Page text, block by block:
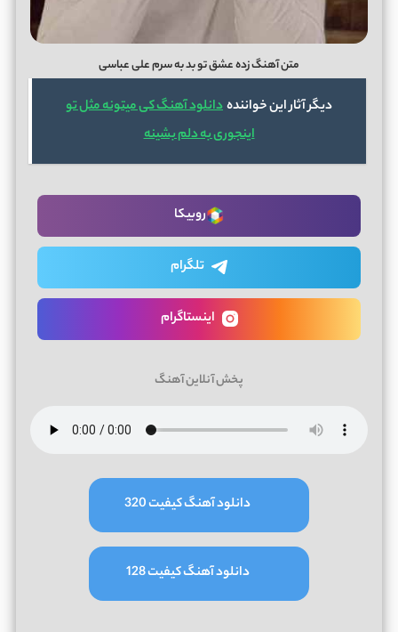
متن آهنگ زده عشق تو بد به سرم علی عباسی
دیگر آثار این خوانندهدانلود آهنگ کی میتونه مثل تو
اینجوری به دلم بشینه
روبیکا
تلگرام
اینستاگرام
پخش آنلاین آهنگ
دانلود آهنگ کیفیت 320
دانلود آهنگ کیفیت 128